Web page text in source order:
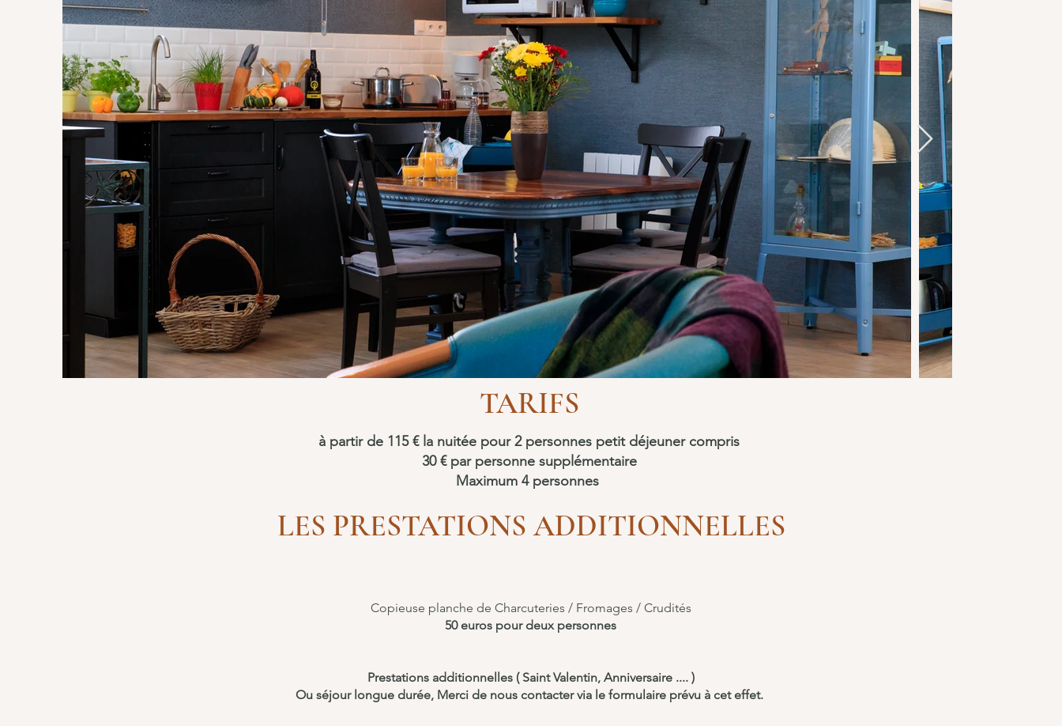
TARIFS
à partir de 115 € la nuitée pour 2 personnes petit déjeuner compris
30 € par personne supplémentaire​
Maximum 4 personnes
LES PRESTATIONS ADDITIONNELLES
Copieuse planche de Charcuteries / Fromages / Crudités
50 euros pour deux personnes
Prestations additionnelles ( Saint Valentin, Anniversaire .... )
Ou séjour longue durée, Merci de nous contacter via le formulaire prévu à cet effet.